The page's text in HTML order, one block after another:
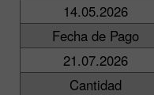
14.05.2026
Fecha de Pago
21.07.2026
Cantidad